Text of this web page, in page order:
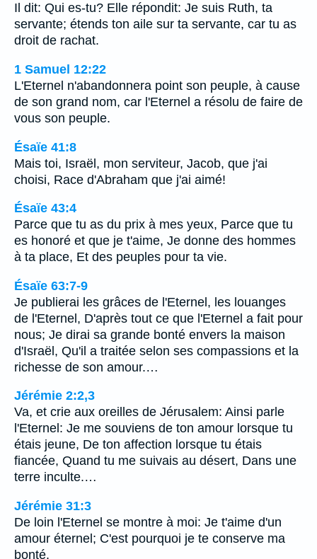
Il dit: Qui es-tu? Elle répondit: Je suis Ruth, ta
servante; étends ton aile sur ta servante, car tu as
droit de rachat.
1 Samuel 12:22
L'Eternel n'abandonnera point son peuple, à cause
de son grand nom, car l'Eternel a résolu de faire de
vous son peuple.
Ésaïe 41:8
Mais toi, Israël, mon serviteur, Jacob, que j'ai
choisi, Race d'Abraham que j'ai aimé!
Ésaïe 43:4
Parce que tu as du prix à mes yeux, Parce que tu
es honoré et que je t'aime, Je donne des hommes
à ta place, Et des peuples pour ta vie.
Ésaïe 63:7-9
Je publierai les grâces de l'Eternel, les louanges
de l'Eternel, D'après tout ce que l'Eternel a fait pour
nous; Je dirai sa grande bonté envers la maison
d'Israël, Qu'il a traitée selon ses compassions et la
richesse de son amour.…
Jérémie 2:2,3
Va, et crie aux oreilles de Jérusalem: Ainsi parle
l'Eternel: Je me souviens de ton amour lorsque tu
étais jeune, De ton affection lorsque tu étais
fiancée, Quand tu me suivais au désert, Dans une
terre inculte.…
Jérémie 31:3
De loin l'Eternel se montre à moi: Je t'aime d'un
amour éternel; C'est pourquoi je te conserve ma
bonté.